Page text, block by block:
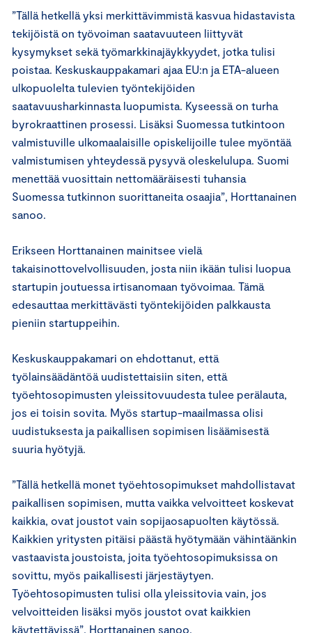
”Tällä hetkellä yksi merkittävimmistä kasvua hidastavista
tekijöistä on työvoiman saatavuuteen liittyvät
kysymykset sekä työmarkkinajäykkyydet, jotka tulisi
poistaa. Keskuskauppakamari ajaa EU:n ja ETA-alueen
ulkopuolelta tulevien työntekijöiden
saatavuusharkinnasta luopumista. Kyseessä on turha
byrokraattinen prosessi. Lisäksi Suomessa tutkintoon
valmistuville ulkomaalaisille opiskelijoille tulee myöntää
valmistumisen yhteydessä pysyvä oleskelulupa. Suomi
menettää vuosittain nettomääräisesti tuhansia
Suomessa tutkinnon suorittaneita osaajia”, Horttanainen
sanoo.
Erikseen Horttanainen mainitsee vielä
takaisinottovelvollisuuden, josta niin ikään tulisi luopua
startupin joutuessa irtisanomaan työvoimaa. Tämä
edesauttaa merkittävästi työntekijöiden palkkausta
pieniin startuppeihin.
Keskuskauppakamari on ehdottanut, että
työlainsäädäntöä uudistettaisiin siten, että
työehtosopimusten yleissitovuudesta tulee perälauta,
jos ei toisin sovita. Myös startup-maailmassa olisi
uudistuksesta ja paikallisen sopimisen lisäämisestä
suuria hyötyjä.
”Tällä hetkellä monet työehtosopimukset mahdollistavat
paikallisen sopimisen, mutta vaikka velvoitteet koskevat
kaikkia, ovat joustot vain sopijaosapuolten käytössä.
Kaikkien yritysten pitäisi päästä hyötymään vähintäänkin
vastaavista joustoista, joita työehtosopimuksissa on
sovittu, myös paikallisesti järjestäytyen.
Työehtosopimusten tulisi olla yleissitovia vain, jos
velvoitteiden lisäksi myös joustot ovat kaikkien
käytettävissä”, Horttanainen sanoo.